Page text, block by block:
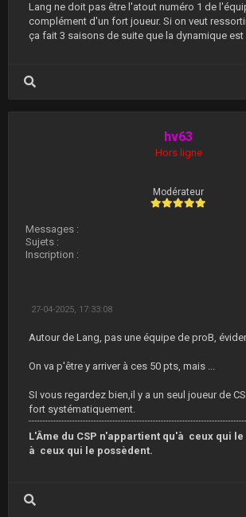
Lang ne doit pas être l'atout numéro 1 de
complément d'un fort joueur. Si on veut
ça fait 3 saisons de suite que la dynamique est
hv63
Hors ligne
Modérateur
Messages :
Sujets :
Inscription :
27-04-2025, 17:33:08
Autour de Lang, pas une équipe de proB,
On va p'être y arriver à ces 50 pts, mais ...
SI vous regardez bien,il y a un seul joueur de
fort systématiquement.
L'Âme du CSP n'appartient qu'à ceux qui
à ceux qui le possèdent.